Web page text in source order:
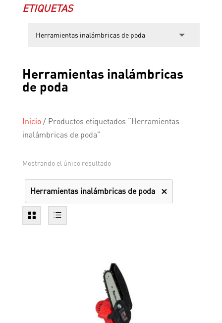
ETIQUETAS
Herramientas inalámbricas
de poda
Inicio/ Productos etiquetados “Herramientas
inalámbricas de poda”
Mostrando el único resultado
Herramientas inalámbricas de poda